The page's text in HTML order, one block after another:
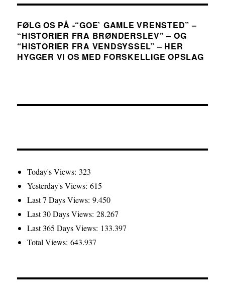
FØLG OS PÅ -“GOE` GAMLE VRENSTED” –
“HISTORIER FRA BRØNDERSLEV” – OG
“HISTORIER FRA VENDSYSSEL” – HER
HYGGER VI OS MED FORSKELLIGE OPSLAG
Today's Views:323
Yesterday's Views:615
Last 7 Days Views:9.450
Last 30 Days Views:28.267
Last 365 Days Views: 133.397
Total Views:643.937